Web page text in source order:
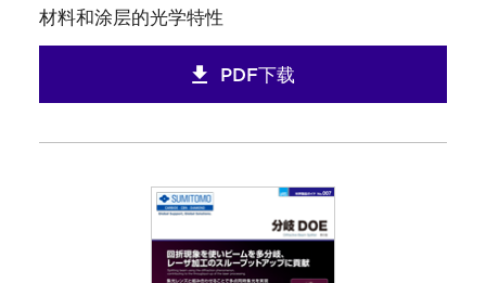
材料和涂层的光学特性
PDF下载